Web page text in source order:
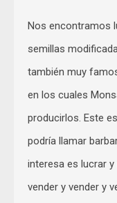
Nos encontramos
semillas
también muy
en los cuales
producirlos. Este
podría llamar
interesa es lucrar
vender y vender y